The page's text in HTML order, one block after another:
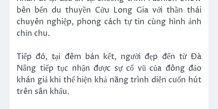
bên bến du thuyền Cửu Long Gia với thần thái
chuyên nghiệp, phong cách tự tin cùng hình ảnh
chỉn chu.
Tiếp đó, tại đêm bán kết, người đẹp đến từ Đà
Nẵng tiếp tục nhận được sự cổ vũ của đông đảo
khán giả khi thể hiện khả năng trình diễn cuốn hút
trên sân khấu.